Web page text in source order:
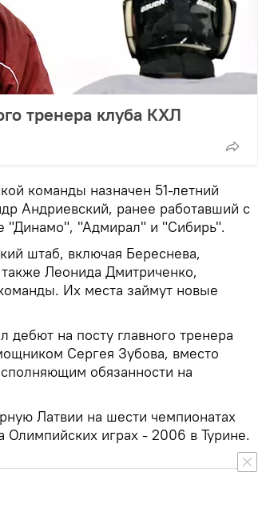
тренера клуба КХЛ
команды назначен 51-летний
Андриевский, ранее работавший с
"Динамо", "Адмирал" и "Сибирь".
штаб, включая Береснева,
Леонида Дмитриченко,
Их места займут новые
дебют на посту главного тренера
Сергея Зубова, вместо
обязанности на
Латвии на шести чемпионатах
играх - 2006 в Турине.